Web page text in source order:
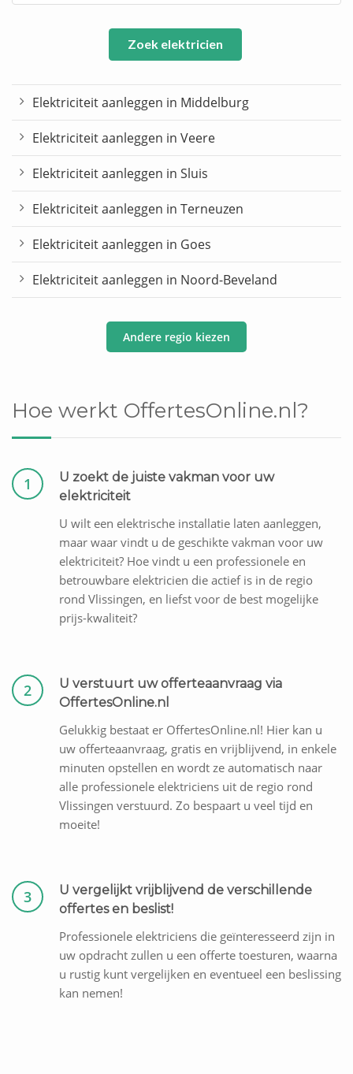
Zoek elektricien
Elektriciteit aanleggen in Middelburg
Elektriciteit aanleggen in Veere
Elektriciteit aanleggen in Sluis
Elektriciteit aanleggen in Terneuzen
Elektriciteit aanleggen in Goes
Elektriciteit aanleggen in Noord-Beveland
Andere regio kiezen
Hoe werkt OffertesOnline.nl?
1
U zoekt de juiste vakman voor uw
elektriciteit
U wilt een elektrische installatie laten aanleggen,
maar waar vindt u de geschikte vakman voor uw
elektriciteit? Hoe vindt u een professionele en
betrouwbare elektricien die actief is in de regio
rond Vlissingen, en liefst voor de best mogelijke
prijs-kwaliteit?
2
U verstuurt uw offerteaanvraag via
OffertesOnline.nl
Gelukkig bestaat er OffertesOnline.nl! Hier kan u
uw offerteaanvraag, gratis en vrijblijvend, in enkele
minuten opstellen en wordt ze automatisch naar
alle professionele elektriciens uit de regio rond
Vlissingen verstuurd. Zo bespaart u veel tijd en
moeite!
3
U vergelijkt vrijblijvend de verschillende
offertes en beslist!
Professionele elektriciens die geïnteresseerd zijn in
uw opdracht zullen u een offerte toesturen, waarna
u rustig kunt vergelijken en eventueel een beslissing
kan nemen!